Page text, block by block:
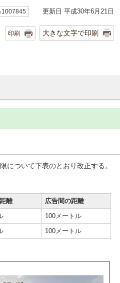
1007845 更新日 平成30年6月21日
印刷 大きな文字で印刷
について下表のとおり改正する。
離
広告間の距離
100メートル
100メートル